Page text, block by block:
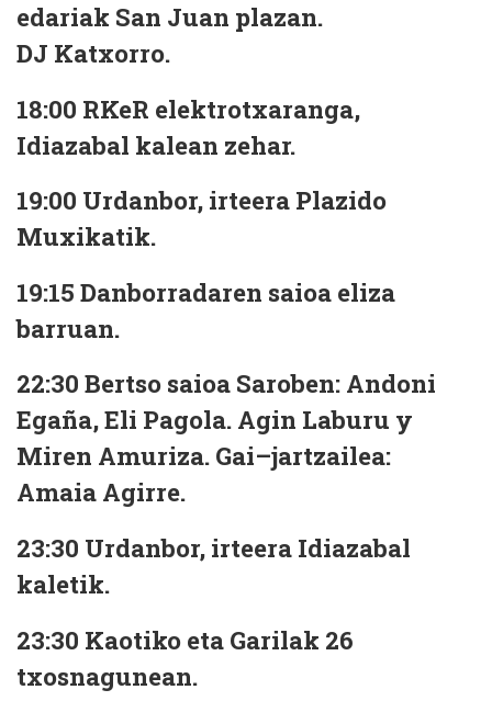
edariak San Juan plazan.
DJ Katxorro.
18:00 RKeR elektrotxaranga,
Idiazabal kalean zehar.
19:00 Urdanbor, irteera Plazido
Muxikatik.
19:15 Danborradaren saioa eliza
barruan.
22:30 Bertso saioa Saroben: Andoni
Egaña, Eli Pagola. Agin Laburu y
Miren Amuriza. Gai–jartzailea:
Amaia Agirre.
23:30 Urdanbor, irteera Idiazabal
kaletik.
23:30 Kaotiko eta Garilak 26
txosnagunean.